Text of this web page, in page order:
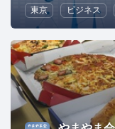
東京
ビジネス